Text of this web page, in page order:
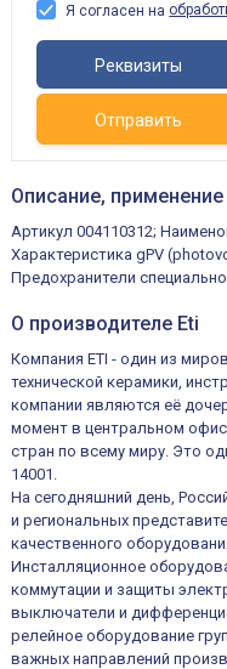
Я согласен на
Реквизиты
Отправить
Описание, применение
Артикул 004110312;
Характеристика gPV
Предохранители
О производителе Eti
Компания ETI - один из
технической керамики,
компании являются её
момент в центральном
стран по всему миру. Это
14001.
На сегодняшний день,
и региональных
качественного
Инсталляционное
коммутации и защиты
выключатели и
релейное оборудование
важных направлений